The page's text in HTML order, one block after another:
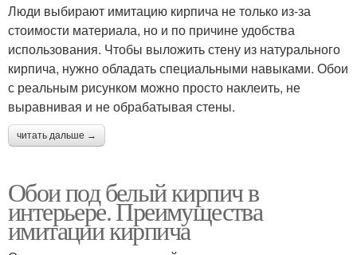
Люди выбирают имитацию кирпича не только из-за
стоимости материала, но и по причине удобства
использования. Чтобы выложить стену из натурального
кирпича, нужно обладать специальными навыками. Обои
с реальным рисунком можно просто наклеить, не
выравнивая и не обрабатывая стены.
читать дальше →
Обои под белый кирпич в
интерьере. Преимущества
имитации кирпича